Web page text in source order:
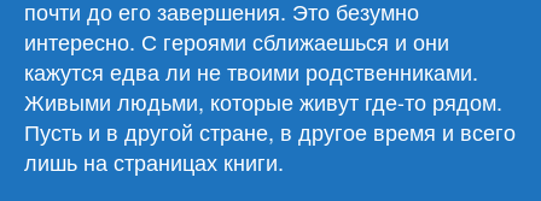
почти до его завершения. Это безумно
интересно. С героями сближаешься и они
кажутся едва ли не твоими родственниками.
Живыми людьми, которые живут где-то рядом.
Пусть и в другой стране, в другое время и всего
лишь на страницах книги.